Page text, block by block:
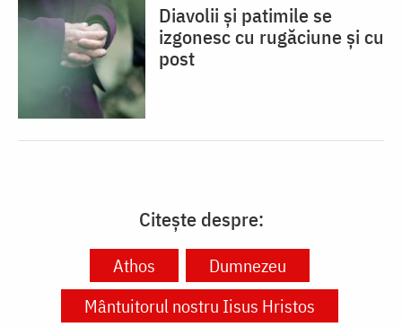
Diavolii și patimile se
izgonesc cu rugăciune și cu
post
Citește despre:
Athos
Dumnezeu
Mântuitorul nostru Iisus Hristos